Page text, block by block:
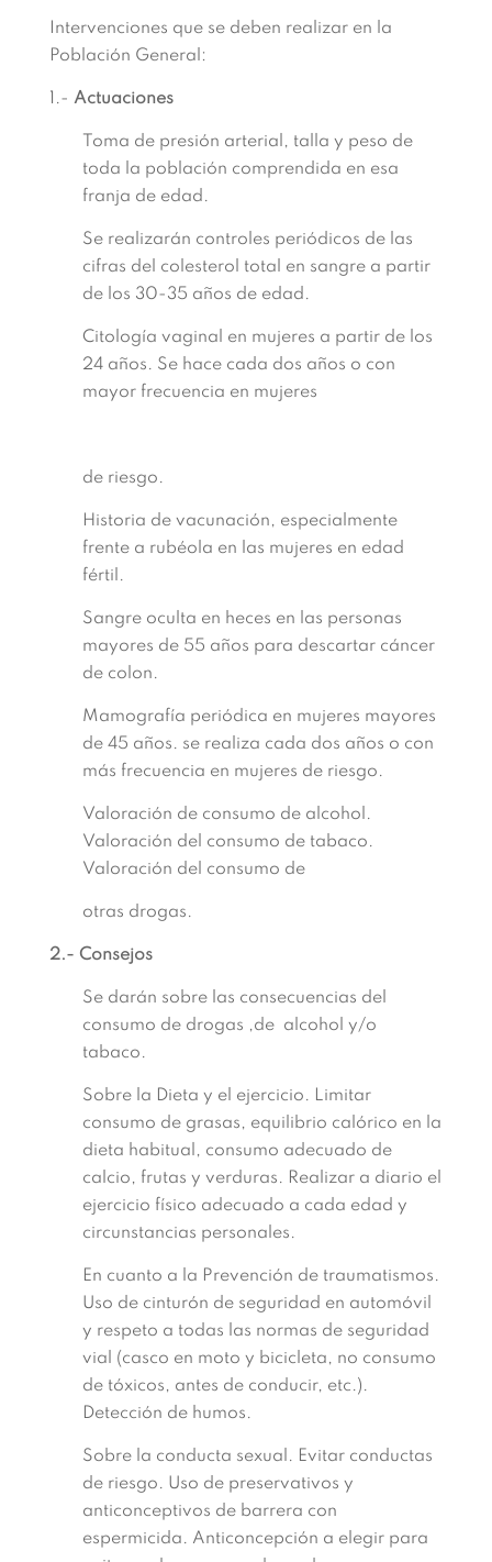
Intervenciones que se deben realizar en la
Población General:
1.- Actuaciones
Toma de presión arterial, talla y peso de
toda la población comprendida en esa
franja de edad.
Se realizarán controles periódicos de las
cifras del colesterol total en sangre a partir
de los 30-35 años de edad.
Citología vaginal en mujeres a partir de los
24 años. Se hace cada dos años o con
mayor frecuencia en mujeres
de riesgo.
Historia de vacunación, especialmente
frente a rubéola en las mujeres en edad
fértil.
Sangre oculta en heces en las personas
mayores de 55 años para descartar cáncer
de colon.
Mamografía periódica en mujeres mayores
de 45 años. se realiza cada dos años o con
más frecuencia en mujeres de riesgo.
Valoración de consumo de alcohol.
Valoración del consumo de tabaco.
Valoración del consumo de
otras drogas.
2.- Consejos
Se darán sobre las consecuencias del
consumo de drogas ,de alcohol y/o
tabaco.
Sobre la Dieta y el ejercicio. Limitar
consumo de grasas, equilibrio calórico en la
dieta habitual, consumo adecuado de
calcio, frutas y verduras. Realizar a diario el
ejercicio físico adecuado a cada edad y
circunstancias personales.
En cuanto a la Prevención de traumatismos.
Uso de cinturón de seguridad en automóvil
y respeto a todas las normas de seguridad
vial (casco en moto y bicicleta, no consumo
de tóxicos, antes de conducir, etc.).
Detección de humos.
Sobre la conducta sexual. Evitar conductas
de riesgo. Uso de preservativos y
anticonceptivos de barrera con
espermicida. Anticoncepción a elegir para